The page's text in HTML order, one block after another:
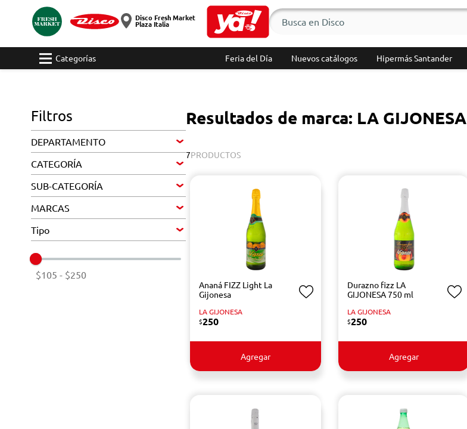
Disco Fresh Market
Plaza Italia
Categorías Feria del Día Nuevos catálogos Hipermás Santander
Filtros
DEPARTAMENTO
CATEGORÍA
SUB-CATEGORÍA
MARCAS
Tipo
$105 - $250
Resultados de marca: LA GIJONESA
7PRODUCTOS
Ananá FIZZ Light La
Gijonesa
LA GIJONESA
$250
Agregar
Durazno fizz LA
GIJONESA 750 ml
LA GIJONESA
$250
Agregar